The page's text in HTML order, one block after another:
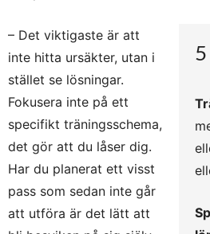
– Det viktigaste är att
inte hitta ursäkter, utan i
stället se lösningar.
Fokusera inte på ett
specifikt träningsschema,
det gör att du låser dig.
Har du planerat ett visst
pass som sedan inte går
att utföra är det lätt att